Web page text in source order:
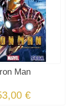
Man
€